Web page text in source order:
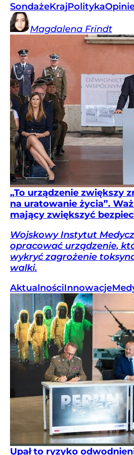
SondażeKrajPolityka
Magdalena Frindt
„To urządzenie zwiększy
na uratowanie życia”.
mający zwiększyć
Wojskowy Instytut
opracować urządzenie,
wykryć zagrożenie
walki.
AktualnościInnowacje
Upał to ryzyko